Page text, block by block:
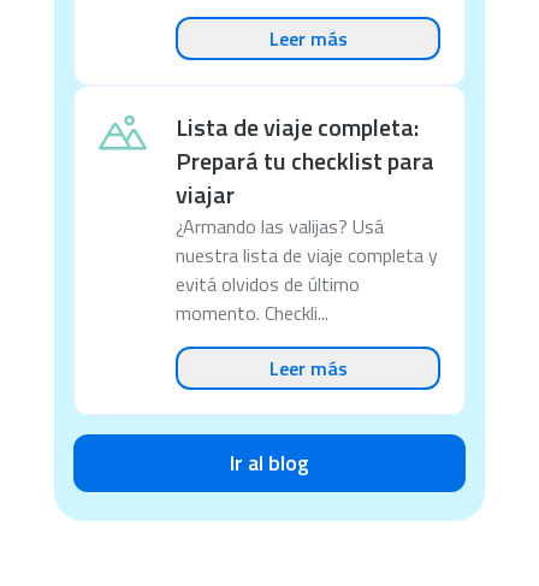
Leer más
Lista de viaje completa:
Prepará tu checklist para
viajar
¿Armando las valijas? Usá
nuestra lista de viaje completa y
evitá olvidos de último
momento. Checkli...
Leer más
Ir al blog